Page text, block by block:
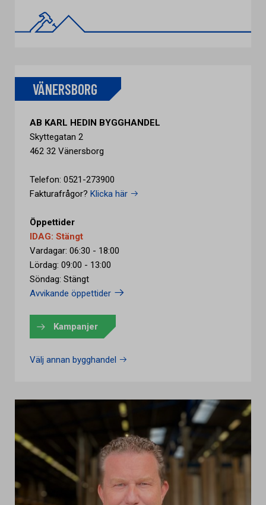
VÄNERSBORG
AB KARL HEDIN BYGGHANDEL
Skyttegatan 2
462 32 Vänersborg
Telefon: 0521-273900
Fakturafrågor? Klicka här
Öppettider
IDAG: Stängt
Vardagar: 06:30 - 18:00
Lördag: 09:00 - 13:00
Söndag: Stängt
Avvikande öppettider
Kampanjer
Välj annan bygghandel